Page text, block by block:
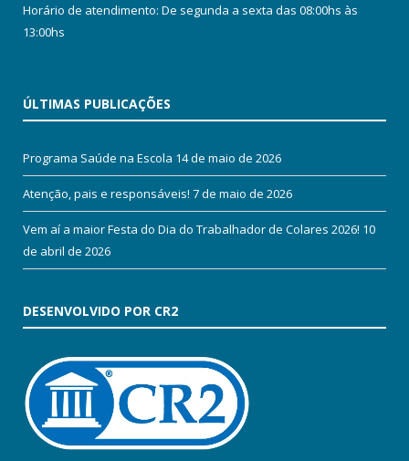
Horário de atendimento: De segunda a sexta das 08:00hs às
13:00hs
ÚLTIMAS PUBLICAÇÕES
Programa Saúde na Escola 14 de maio de 2026
Atenção, pais e responsáveis! 7 de maio de 2026
Vem aí a maior Festa do Dia do Trabalhador de Colares 2026! 10
de abril de 2026
DESENVOLVIDO POR CR2